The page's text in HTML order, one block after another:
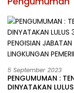
5 September 2023
PENGUMUMAN :
DINYATAKAN